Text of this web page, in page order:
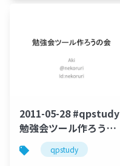
2011-05-28 #qpstudy
勉強会ツール作ろうの
会
qpstudy